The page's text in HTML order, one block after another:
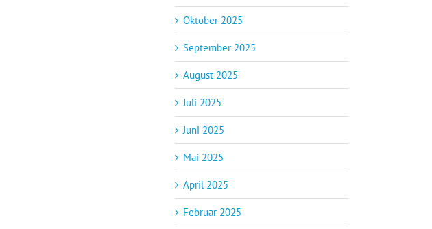
Oktober 2025
September 2025
August 2025
Juli 2025
Juni 2025
Mai 2025
April 2025
Februar 2025